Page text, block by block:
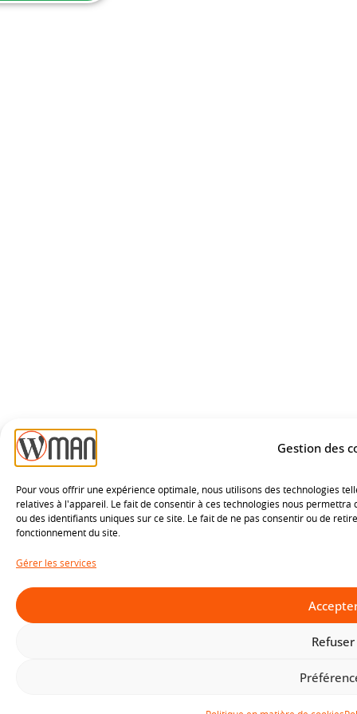
Gestion des
Pour vous offrir une expérience optimale, nous utilisons des technologies
relatives à l'appareil. Le fait de consentir à ces technologies nous
ou des identifiants uniques sur ce site. Le fait de ne pas consentir ou de
fonctionnement du site.
Gérer les services
Refuser